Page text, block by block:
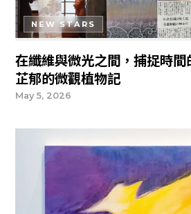
NEW STARS
在纖維與微光之間，捕捉時
芷郁的微觀植物記
May 5, 2026